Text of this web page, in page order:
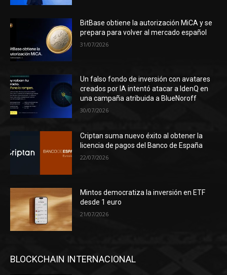
BitBase obtiene la autorización MiCA y se
prepara para volver al mercado español
31/07/2026
Un falso fondo de inversión con avatares
creados por IA intentó atacar a IdenQ en
una campaña atribuida a BlueNoroff
30/07/2026
Criptan suma nuevo éxito al obtener la
licencia de pagos del Banco de España
22/07/2026
Mintos democratiza la inversión en ETF
desde 1 euro
21/07/2026
BLOCKCHAIN INTERNACIONAL